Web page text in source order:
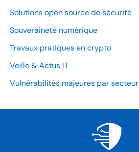
Solutions open source de sécurité
Souveraineté numérique
Travaux pratiques en crypto
Veille & Actus IT
Vulnérabilités majeures par secteur